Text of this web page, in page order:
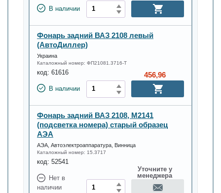
В наличии
Фонарь задний ВАЗ 2108 левый
(АвтоДиллер)
Украина
Каталожный номер: ФП21081.3716-Т
код: 61616
В наличии
456,96
Фонарь задний ВАЗ 2108, М2141
(подсветка номера) старый образец
АЭА
АЭА, Автоэлектроаппаратура, Винница
Каталожный номер: 15.3717
код: 52541
Нет в
наличии
Уточните у
менеджера